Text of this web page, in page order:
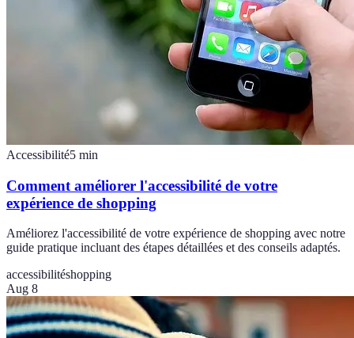
Accessibilité5 min
Comment améliorer l'accessibilité de votre
expérience de shopping
Améliorez l'accessibilité de votre expérience de shopping avec notre
guide pratique incluant des étapes détaillées et des conseils adaptés.
accessibilitéshopping
Aug 8